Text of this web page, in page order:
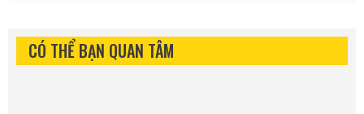
CÓ THỂ BẠN QUAN TÂM